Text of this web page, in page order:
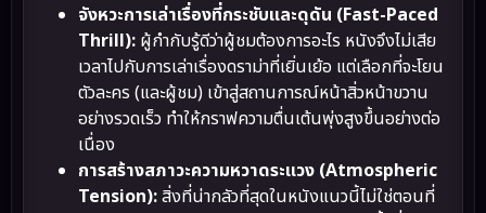
จังหวะการเล่าเรื่องที่กระชับและดุดัน (Fast-Paced
Thrill): ผู้กำกับรู้ดีว่าผู้ชมต้องการอะไร หนังจึงไม่เสีย
เวลาไปกับการเล่าเรื่องดราม่าที่เยิ่นเย้อ แต่เลือกที่จะโยน
ตัวละคร (และผู้ชม) เข้าสู่สถานการณ์หน้าสิ่วหน้าขวาน
อย่างรวดเร็ว ทำให้กราฟความตื่นเต้นพุ่งสูงขึ้นอย่างต่อ
เนื่อง
การสร้างสภาวะความหวาดระแวง (Atmospheric
Tension):สิ่งที่น่ากลัวที่สุดในหนังแนวนี้ไม่ใช่ตอนที่